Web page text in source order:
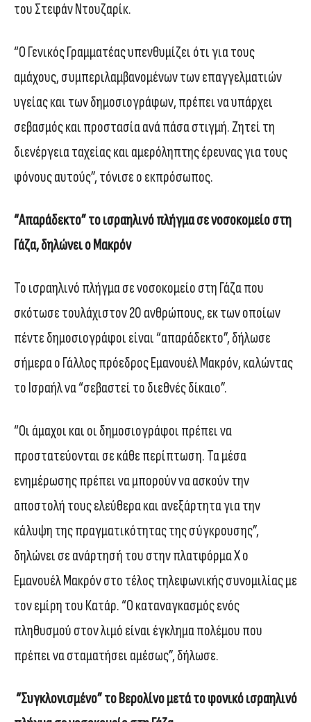
του Στεφάν Ντουζαρίκ.
“Ο Γενικός Γραμματέας υπενθυμίζει ότι για τους
αμάχους, συμπεριλαμβανομένων των επαγγελματιών
υγείας και των δημοσιογράφων, πρέπει να υπάρχει
σεβασμός και προστασία ανά πάσα στιγμή. Ζητεί τη
διενέργεια ταχείας και αμερόληπτης έρευνας για τους
φόνους αυτούς”, τόνισε ο εκπρόσωπος.
“Απαράδεκτο” το ισραηλινό πλήγμα σε νοσοκομείο στη
Γάζα, δηλώνει ο Μακρόν
Το ισραηλινό πλήγμα σε νοσοκομείο στη Γάζα που
σκότωσε τουλάχιστον 20 ανθρώπους, εκ των οποίων
πέντε δημοσιογράφοι είναι “απαράδεκτο”, δήλωσε
σήμερα ο Γάλλος πρόεδρος Εμανουέλ Μακρόν, καλώντας
το Ισραήλ να “σεβαστεί το διεθνές δίκαιο”.
“Οι άμαχοι και οι δημοσιογράφοι πρέπει να
προστατεύονται σε κάθε περίπτωση. Τα μέσα
ενημέρωσης πρέπει να μπορούν να ασκούν την
αποστολή τους ελεύθερα και ανεξάρτητα για την
κάλυψη της πραγματικότητας της σύγκρουσης”,
δηλώνει σε ανάρτησή του στην πλατφόρμα Χ ο
Εμανουέλ Μακρόν στο τέλος τηλεφωνικής συνομιλίας με
τον εμίρη του Κατάρ. “Ο καταναγκασμός ενός
πληθυσμού στον λιμό είναι έγκλημα πολέμου που
πρέπει να σταματήσει αμέσως”, δήλωσε.
“Συγκλονισμένο” το Βερολίνο μετά το φονικό ισραηλινό